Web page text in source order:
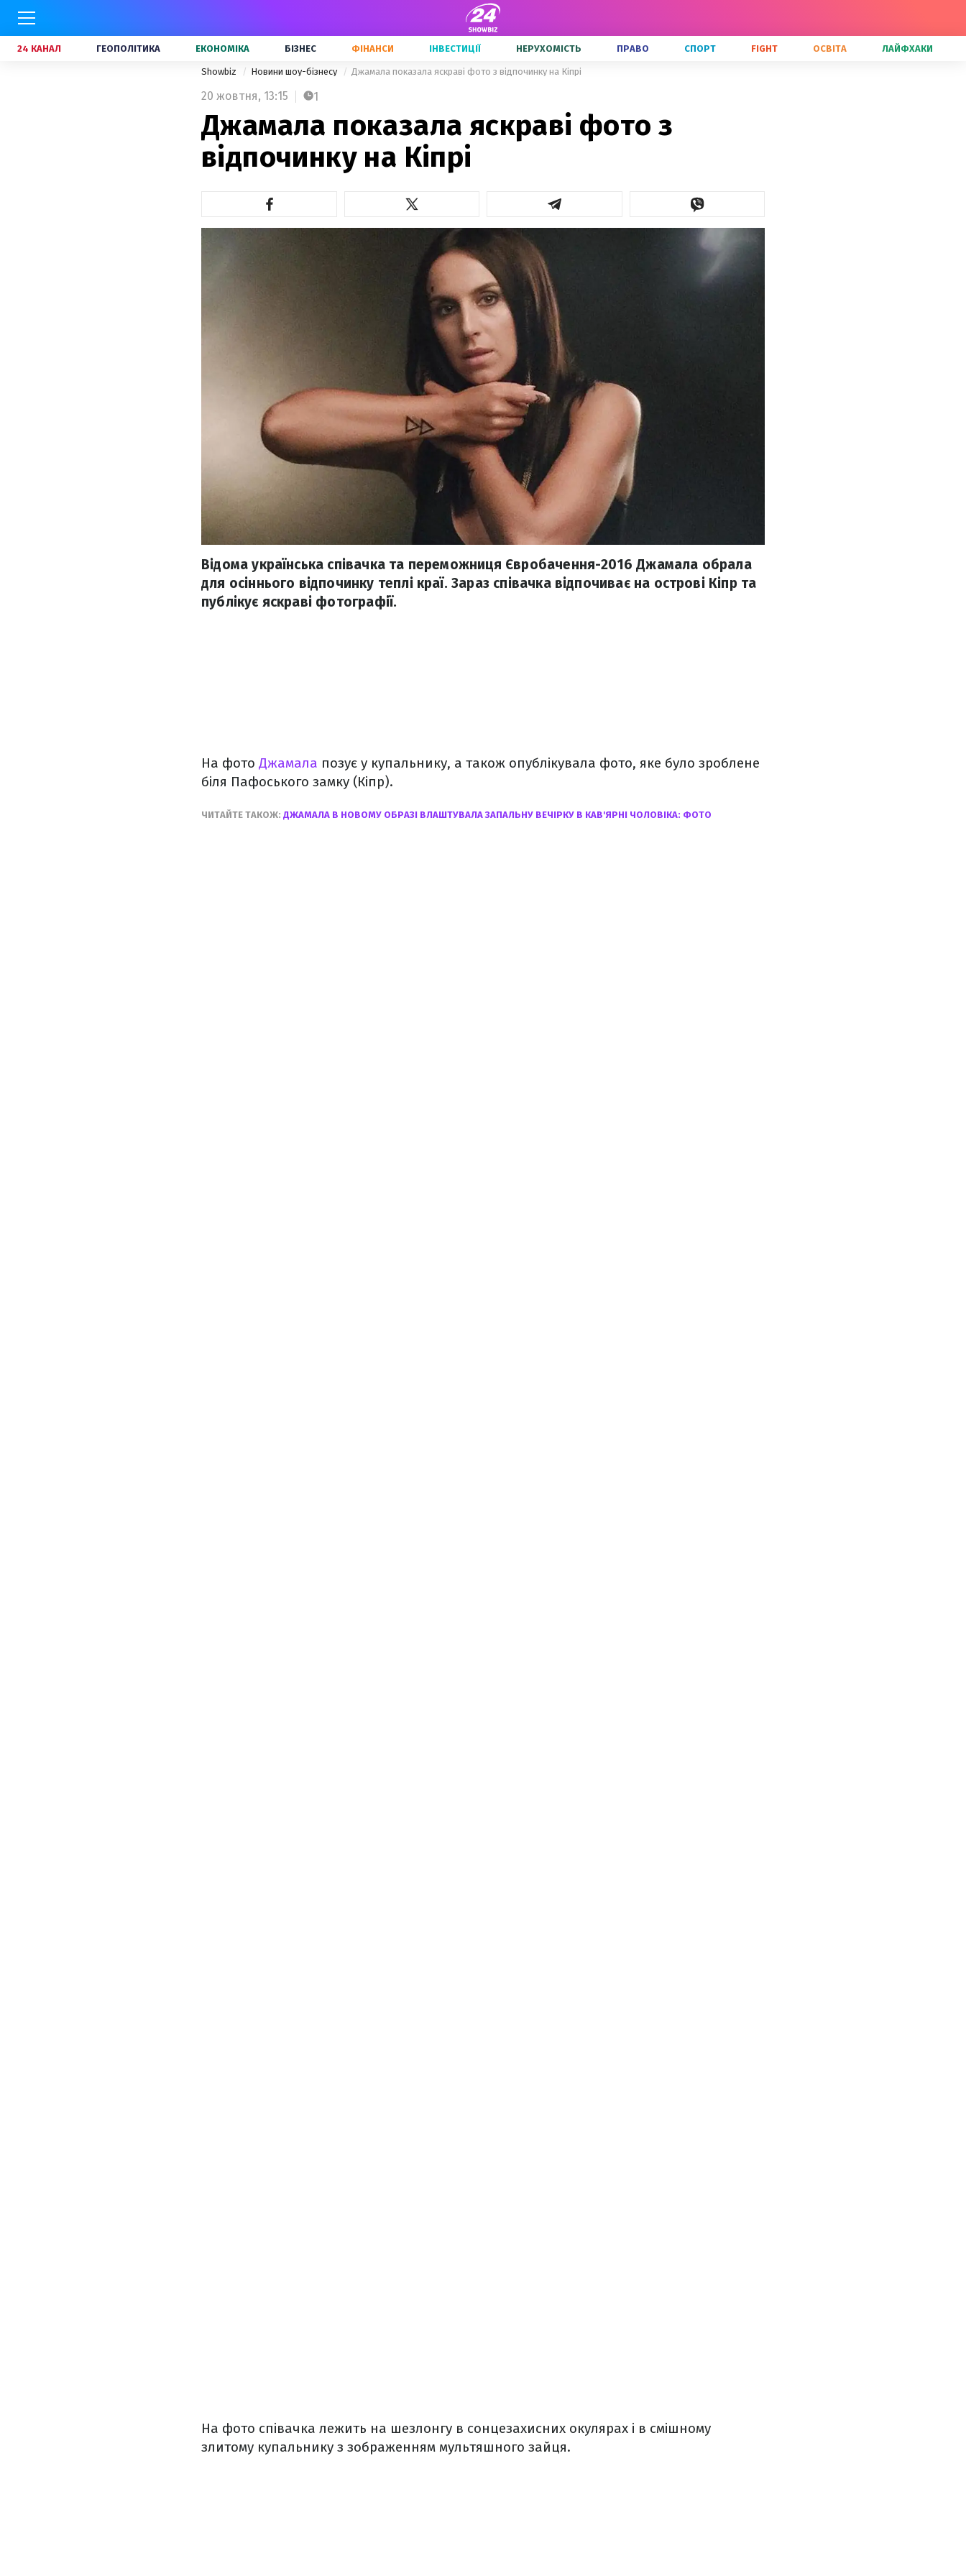
24 КАНАЛ ГЕОПОЛІТИКА ЕКОНОМІКА БІЗНЕС ФІНАНСИ ІНВЕСТИЦІЇ НЕРУХОМІСТЬ ПРАВО СПОРТ FIGHT ОСВІТА ЛАЙФХАКИ
Showbiz Новини шоу-бізнесу Джамала показала яскраві фото з відпочинку на Кіпрі
20 жовтня, 13:15 1
Джамала показала яскраві фото з
відпочинку на Кіпрі
Відома українська співачка та переможниця Євробачення-2016 Джамала обрала
для осіннього відпочинку теплі краї. Зараз співачка відпочиває на острові Кіпр та
публікує яскраві фотографії.
На фото Джамала позує у купальнику, а також опублікувала фото, яке було зроблене
біля Пафоського замку (Кіпр).
ЧИТАЙТЕ ТАКОЖ: ДЖАМАЛА В НОВОМУ ОБРАЗІ ВЛАШТУВАЛА ЗАПАЛЬНУ ВЕЧІРКУ В КАВ'ЯРНІ ЧОЛОВІКА: ФОТО
На фото співачка лежить на шезлонгу в сонцезахисних окулярах і в смішному
злитому купальнику з зображенням мультяшного зайця.